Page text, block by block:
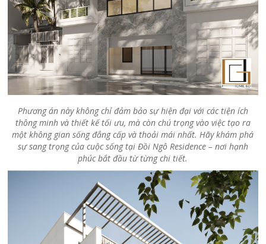
Phương án này không chỉ đảm bảo sự hiện đại với các tiện ích
thông minh và thiết kế tối ưu, mà còn chú trọng vào việc tạo ra
một không gian sống đẳng cấp và thoải mái nhất. Hãy khám phá
sự sang trọng của cuộc sống tại Đồi Ngô Residence – nơi hạnh
phúc bắt đầu từ từng chi tiết.